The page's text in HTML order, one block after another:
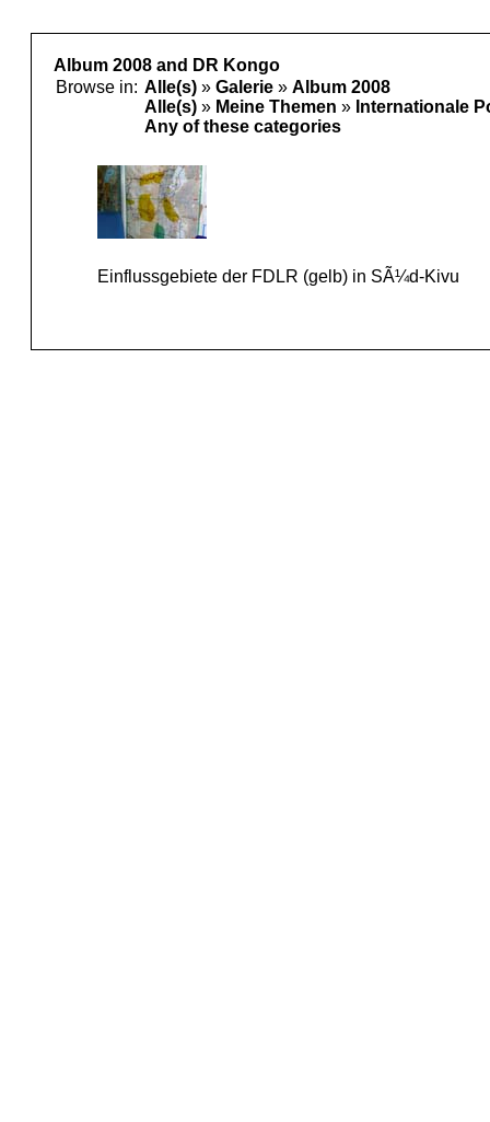
Album 2008 and DR Kongo
Browse in: Alle(s) » Galerie » Album 2008
Alle(s) » Meine Themen » Internationale
Any of these categories
Einflussgebiete der FDLR (gelb) in SÃ¼d-Kivu